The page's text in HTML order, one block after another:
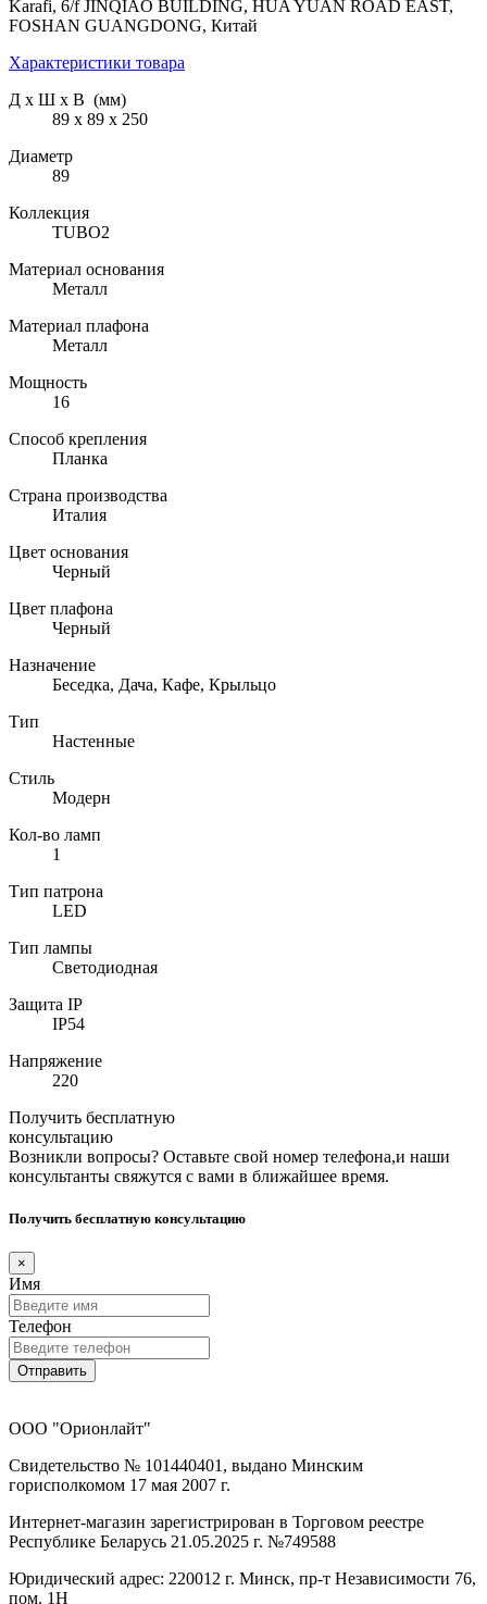
Karafi, 6/f JINQIAO BUILDING, HUA YUAN ROAD EAST,
FOSHAN GUANGDONG, Китай
Характеристики товара
Д х Ш х В (мм)
89 х 89 х 250
Диаметр
89
Коллекция
TUBO2
Материал основания
Металл
Материал плафона
Металл
Мощность
16
Способ крепления
Планка
Страна производства
Италия
Цвет основания
Черный
Цвет плафона
Черный
Назначение
Беседка, Дача, Кафе, Крыльцо
Тип
Настенные
Стиль
Модерн
Кол-во ламп
1
Тип патрона
LED
Тип лампы
Светодиодная
Защита IP
IP54
Напряжение
220
Получить бесплатную
консультацию
Возникли вопросы? Оставьте свой номер телефона,и наши
консультанты свяжутся с вами в ближайшее время.
Получить бесплатную консультацию
×
Имя
Телефон
Отправить
ООО "Орионлайт"
Свидетельство № 101440401, выдано Минским
горисполкомом 17 мая 2007 г.
Интернет-магазин зарегистрирован в Торговом реестре
Республике Беларусь 21.05.2025 г. №749588
Юридический адрес: 220012 г. Минск, пр-т Независимости 76,
пом. 1Н